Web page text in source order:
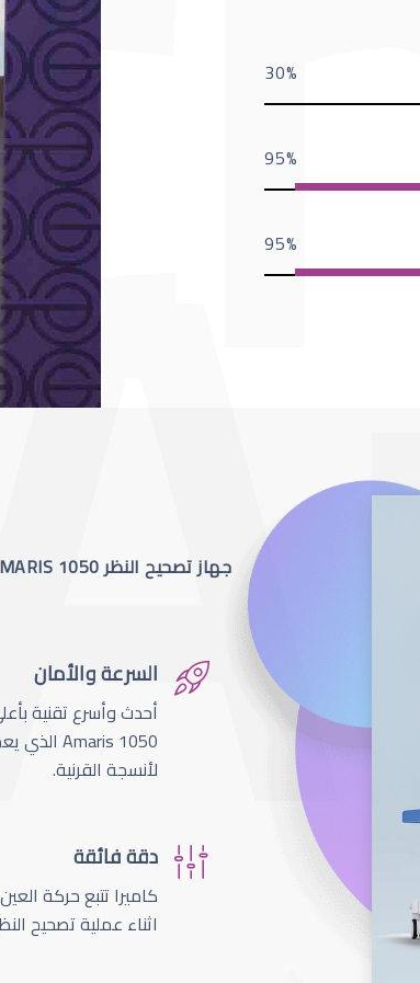
30
95
95
جهاز تصحيح النظر SCHWIND AMARIS 1050
السرعة والأمان
لأنسجة القرنية.
دقة فائقة
اثناء عملية تصحيح